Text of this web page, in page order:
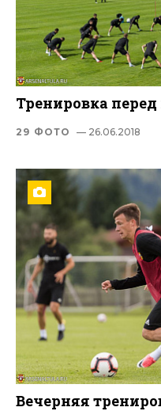
Тренировка
29 ФОТО — 26.06.2018
Вечерняя